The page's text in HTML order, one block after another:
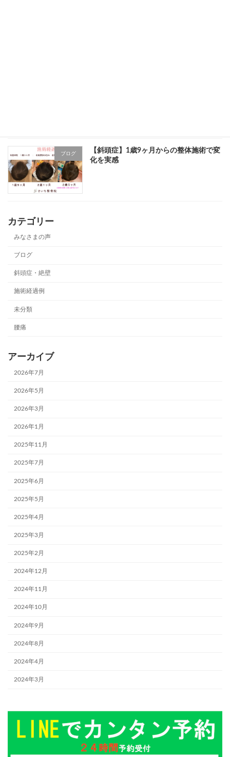
ブログ
【斜頭症】1歳9ヶ月からの整体施術で変
化を実感
カテゴリー
みなさまの声
ブログ
斜頭症・絶壁
施術経過例
未分類
腰痛
アーカイブ
2026年7月
2026年5月
2026年3月
2026年1月
2025年11月
2025年7月
2025年6月
2025年5月
2025年4月
2025年3月
2025年2月
2024年12月
2024年11月
2024年10月
2024年9月
2024年8月
2024年4月
2024年3月